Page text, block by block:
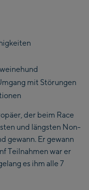
mit Störungen
der beim Race
und längsten Non-
gewann. Er gewann
Teilnahmen war er
es ihm alle 7